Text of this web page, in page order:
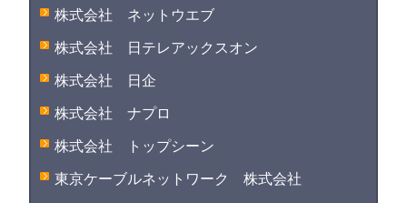
株式会社 ネットウエブ
株式会社 日テレアックスオン
株式会社 日企
株式会社 ナプロ
株式会社 トップシーン
東京ケーブルネットワーク 株式会社